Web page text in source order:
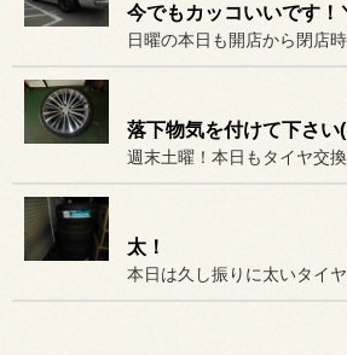
今でもカッコいいです！
落下物気を付けて下さい
太！
本日は久し振りに太いタイヤ